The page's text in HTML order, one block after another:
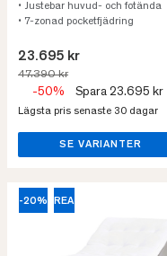
• Justebar huvud- och fotända
• 7-zonad pocketfjädring
23.695 kr
47.390 kr
-50% Spara 23.695 kr
Lägsta pris senaste 30 dagar
SE VARIANTER
-20% REA